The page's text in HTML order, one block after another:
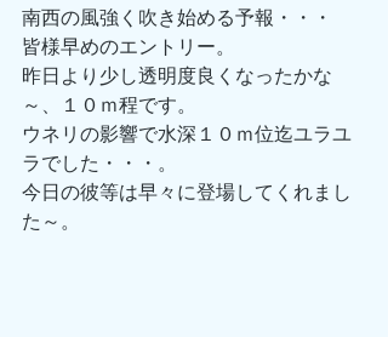
南西の風強く吹き始める予報・・・
皆様早めのエントリー。
昨日より少し透明度良くなったかな
～、１０ｍ程です。
ウネリの影響で水深１０ｍ位迄ユラユ
ラでした・・・。
今日の彼等は早々に登場してくれまし
た～。